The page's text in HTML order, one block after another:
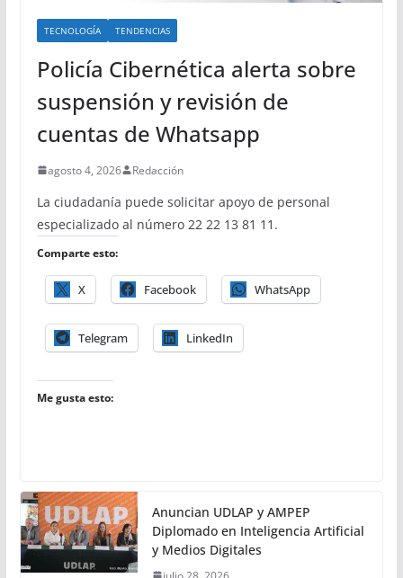
TECNOLOGÍA TENDENCIAS
Policía Cibernética alerta sobre
suspensión y revisión de
cuentas de Whatsapp
agosto 4, 2026 Redacción
La ciudadanía puede solicitar apoyo de personal
especializado al número 22 22 13 81 11.
Comparte esto:
X Facebook WhatsApp
Telegram LinkedIn
Me gusta esto:
Anuncian UDLAP y AMPEP
Diplomado en Inteligencia Artificial
y Medios Digitales